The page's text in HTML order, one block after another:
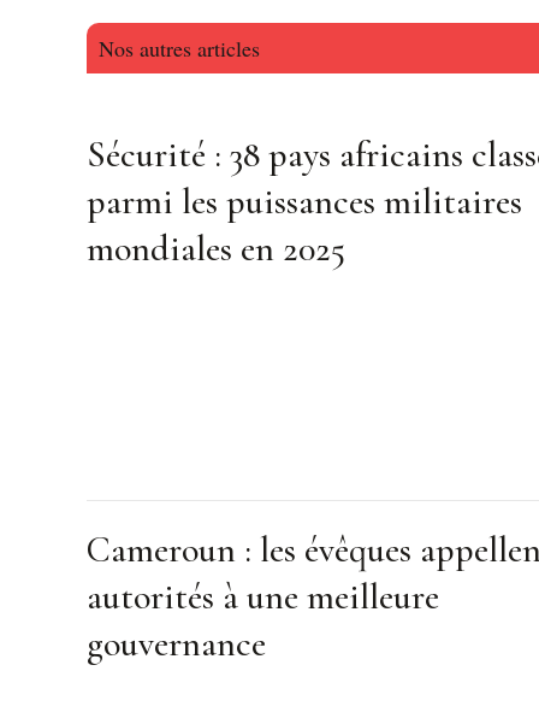
Nos autres articles
Sécurité : 38 pays africains
parmi les puissances militaires
mondiales en 2025
Cameroun : les évêques
autorités à une meilleure
gouvernance